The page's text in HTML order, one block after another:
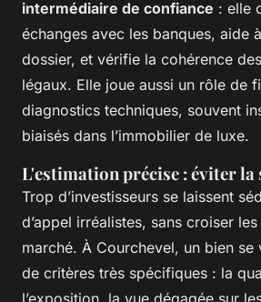
intermédiaire de confiance : elle
échanges avec les banques, aide
dossier, et vérifie la cohérence
légaux. Elle joue aussi un rôle de
diagnostics techniques, souvent
biaisés dans l’immobilier de luxe.
L'estimation précise : éviter la
Trop d’investisseurs se laissent
d’appel irréalistes, sans croiser
marché. À Courchevel, un bien se
de critères très spécifiques : la
l’exposition, la vue dégagée sur